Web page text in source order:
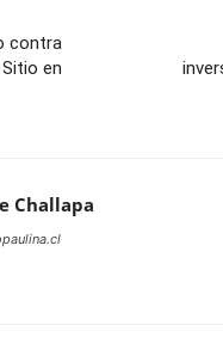
contra
en
Challapa